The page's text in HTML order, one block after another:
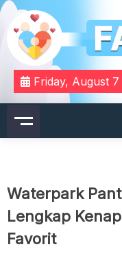
Skip
content
Familyfx
Your Daily Dose of
Friday, August 7
Waterpark
Lengkap
Favorit